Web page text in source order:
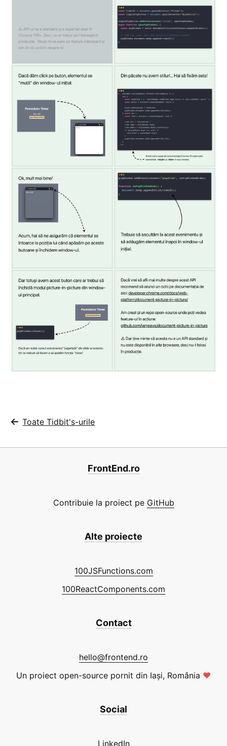
Toate Tidbit's-urile
FrontEnd.ro
Contribuie la proiect pe GitHub
Alte proiecte
100JSFunctions.com
100ReactComponents.com
Contact
hello@frontend.ro
Un proiect open-source pornit din Iași, România ❤
Social
LinkedIn